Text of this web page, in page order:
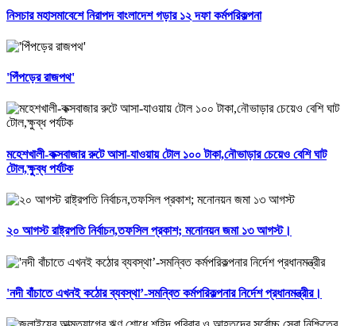
নিসচার মহাসমাবেশে নিরাপদ বাংলাদেশ গড়ার ১২ দফা কর্মপরিকল্পনা
'পিঁপড়ের রাজপথ'
মহেশখালী-কক্সবাজার রুটে আসা-যাওয়ায় টোল ১০০ টাকা,নৌভাড়ার চেয়েও বেশি ঘাট
টোল,ক্ষুব্ধ পর্যটক
২০ আগস্ট রাষ্ট্রপতি নির্বাচন,তফসিল প্রকাশ; মনোনয়ন জমা ১৩ আগস্ট।
'নদী বাঁচাতে এখনই কঠোর ব্যবস্থা’-সমন্বিত কর্মপরিকল্পনার নির্দেশ প্রধানমন্ত্রীর।